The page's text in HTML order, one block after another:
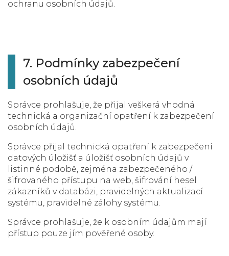
ochranu osobních údajů.
7. Podmínky zabezpečení
osobních údajů
Správce prohlašuje, že přijal veškerá vhodná
technická a organizační opatření k zabezpečení
osobních údajů.
Správce přijal technická opatření k zabezpečení
datových úložišť a úložišť osobních údajů v
listinné podobě, zejména zabezpečeného /
šifrovaného přístupu na web, šifrování hesel
zákazníků v databázi, pravidelných aktualizací
systému, pravidelné zálohy systému.
Správce prohlašuje, že k osobním údajům mají
přístup pouze jím pověřené osoby.